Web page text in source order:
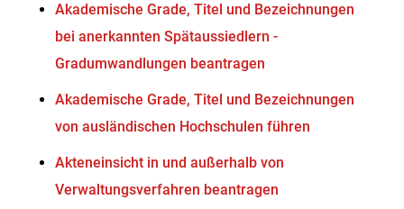
Akademische Grade, Titel und Bezeichnungen
bei anerkannten Spätaussiedlern -
Gradumwandlungen beantragen
Akademische Grade, Titel und Bezeichnungen
von ausländischen Hochschulen führen
Akteneinsicht in und außerhalb von
Verwaltungsverfahren beantragen